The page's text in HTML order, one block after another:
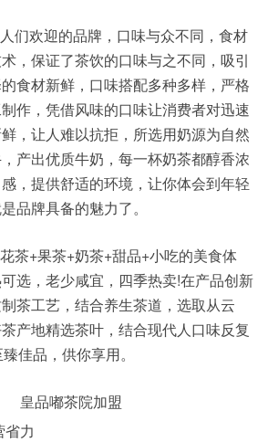
们欢迎的品牌，口味与众不同，食材
，保证了茶饮的口味与之不同，吸引
食材新鲜，口味搭配多种多样，严格
作，凭借风味的口味让消费者对迅速
，让人难以抗拒，所选用奶源为自然
产出优质牛奶，每一杯奶茶都醇香浓
，提供舒适的环境，让你体会到年轻
品牌具备的魅力了。
茶+果茶+奶茶+甜品+小吃的美食体
选，老少咸宜，四季热卖!在产品创新
茶工艺，结合养生茶道，选取从云
产地精选茶叶，结合现代人口味反复
佳品，供你享用。
力